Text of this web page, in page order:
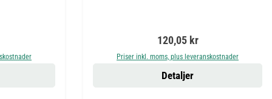
Ordinarie pris:
120,05 kr
Priser inkl. moms, plus leveranskostnader
Detaljer